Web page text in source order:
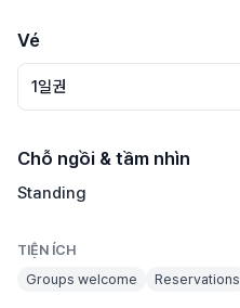
Vé
1일권
Chỗ ngồi & tầm nhìn
Standing
TIỆN ÍCH
Groups welcome
Reservations